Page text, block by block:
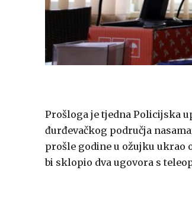
Prošloga je tjedna Policijska
đurđevačkog područja
prošle godine u ožujku ukrao
bi sklopio dva ugovora s